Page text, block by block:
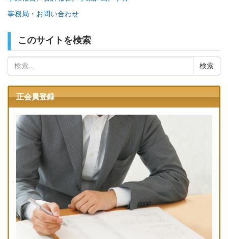
事務局・お問い合わせ
このサイトを検索
索:
正会員登録